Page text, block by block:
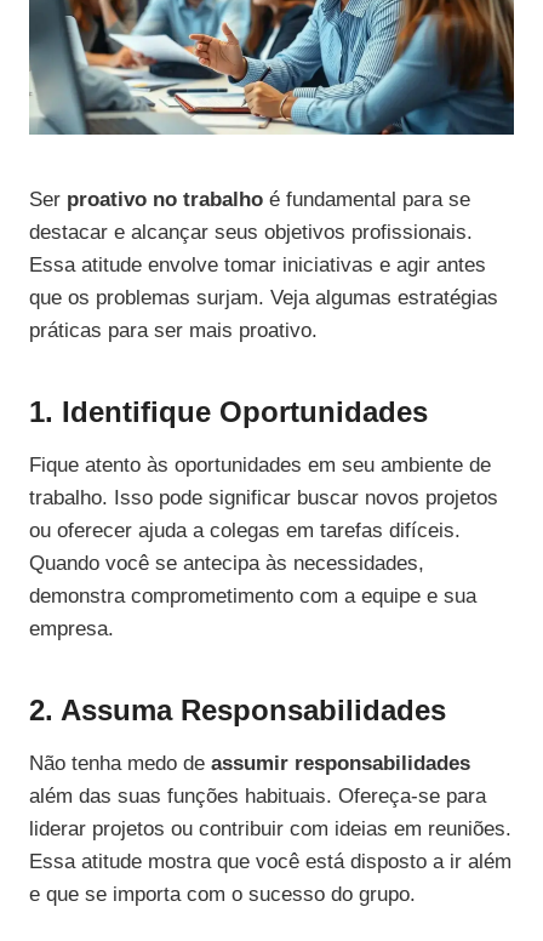
Ser proativo no trabalho é fundamental para se
destacar e alcançar seus objetivos profissionais.
Essa atitude envolve tomar iniciativas e agir antes
que os problemas surjam. Veja algumas estratégias
práticas para ser mais proativo.
1. Identifique Oportunidades
Fique atento às oportunidades em seu ambiente de
trabalho. Isso pode significar buscar novos projetos
ou oferecer ajuda a colegas em tarefas difíceis.
Quando você se antecipa às necessidades,
demonstra comprometimento com a equipe e sua
empresa.
2. Assuma Responsabilidades
Não tenha medo de assumir responsabilidades
além das suas funções habituais. Ofereça-se para
liderar projetos ou contribuir com ideias em reuniões.
Essa atitude mostra que você está disposto a ir além
e que se importa com o sucesso do grupo.